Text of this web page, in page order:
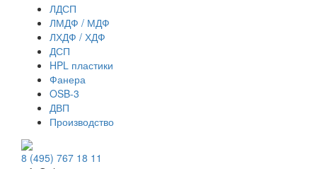
ЛДСП
ЛМДФ / МДФ
ЛХДФ / ХДФ
ДСП
HPL пластики
Фанера
OSB-3
ДВП
Производство
8 (495) 767 18 11